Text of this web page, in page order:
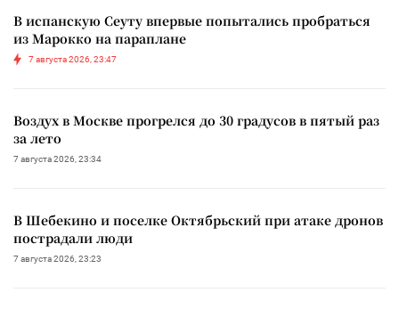
В испанскую Сеуту впервые попытались пробраться
из Марокко на параплане
7 августа 2026, 23:47
Воздух в Москве прогрелся до 30 градусов в пятый раз
за лето
7 августа 2026, 23:34
В Шебекино и поселке Октябрьский при атаке дронов
пострадали люди
7 августа 2026, 23:23